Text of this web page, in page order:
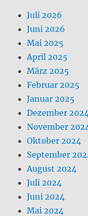
Juli 2026
Juni 2026
Mai 2025
April 2025
März 2025
Februar 2025
Januar 2025
Dezember 2024
November
Oktober 2024
September
August 2024
Juli 2024
Juni 2024
Mai 2024